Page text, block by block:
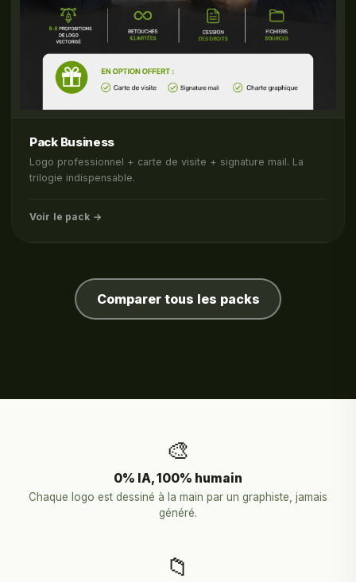
Pack Business
Logo professionnel + carte de visite + signature mail. La
trilogie indispensable.
Voir le pack →
Comparer tous les packs
🎨
0% IA, 100% humain
Chaque logo est dessiné à la main par un graphiste, jamais
généré.
📁